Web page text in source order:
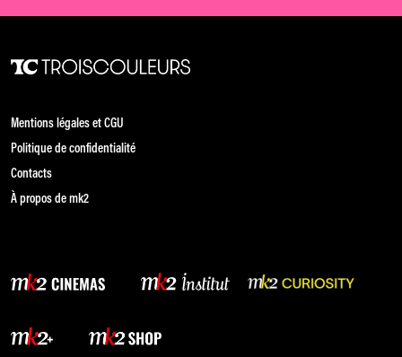
Mentions légales et CGU
Politique de confidentialité
Contacts
À propos de mk2